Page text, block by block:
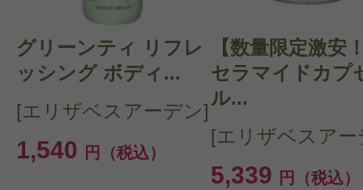
CT 会員様は、マイページの「購
らクチコミ投稿すると1 商品に
ントプレゼント！
グリーンティ リフレ
ッシング ボディ...
[エリザベスアーデン]
1,540 円（税込）
【数量限定激安
セラマイドカプ
ル...
[エリザベスアー
5,339 円（税込）